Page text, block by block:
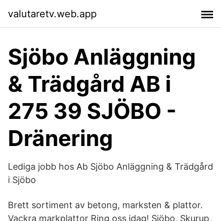
valutaretv.web.app
Sjöbo Anläggning
& Trädgård AB i
275 39 SJÖBO -
Dränering
Lediga jobb hos Ab Sjöbo Anläggning & Trädgård
i Sjöbo
Brett sortiment av betong, marksten & plattor.
Vackra markplattor Ring oss idag! Sjöbo, Skurup,